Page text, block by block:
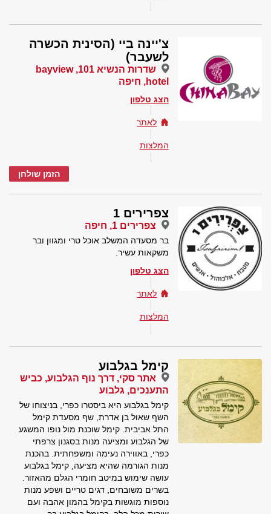
צ'יינה ביי (הסינית הכשרה
לשעבר)
שדרות הנשיא 101, bayview
hotel, חיפה
הצג טלפון
לאתר
המלצות
הזמן שולחן
צפרירים 1
צפרירים 1, חיפה
בר מסעדה המשלב אוכל טרי ומגוון ובר
משקאות עשיר.
הצג טלפון
לאתר
המלצות
קימל בגלבוע
אתר סקי, דרך נוף הגלבוע, כביש
התענכים, גלבוע
קימל בגלבוע היא ביסטרו כפרי, בניצוחו של
השף שאול בן אדרת, שף מסעדת קימל
התל אביבית. קימל שוכנת מול נופו המשגע
של הגלבוע ומציעה מנות בסגנון צרפתי
כפרי, באווירה נעימה ומשפחתית. בהכנת
מנות הגורמה שהיא מציעה, קימל בגלבוע
עושה שימוש במיטב חומרי הגלם מהאזור.
בשרים משובחים, דגים טריים ושפע מנות
נוספות מוגשות בקימל בהמון אהבה ועם